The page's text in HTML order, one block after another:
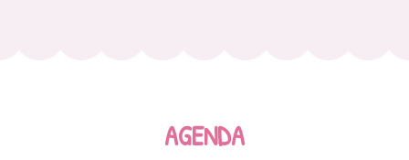
AGENDA